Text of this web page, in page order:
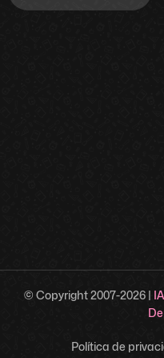
© Copyright 2007-2026 |
Política de